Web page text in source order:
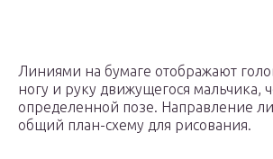
Линиями на бумаге отображают
ногу и руку движущегося мальчика,
определенной позе. Направление
общий план-схему для рисования.